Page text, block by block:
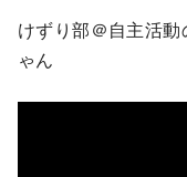
けずり部＠自主活
ゃん